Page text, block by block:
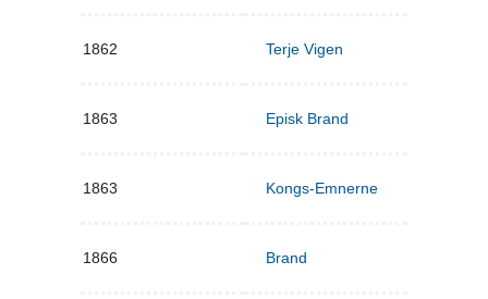
1862 Terje Vigen
1863 Episk Brand
1863 Kongs-Emnerne
1866 Brand